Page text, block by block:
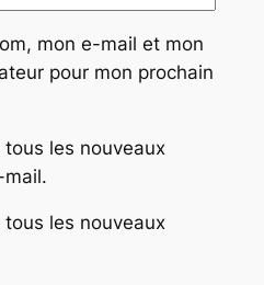
mon e-mail et mon
pour mon prochain
les nouveaux
les nouveaux